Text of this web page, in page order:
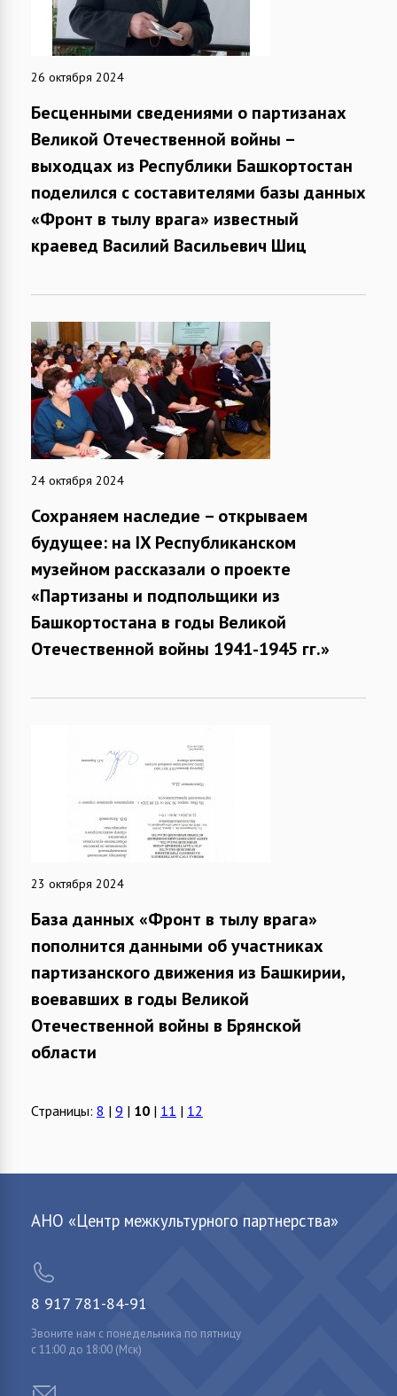
26 октября 2024
Бесценными сведениями о партизанах
Великой Отечественной войны –
выходцах из Республики Башкортостан
поделился с составителями базы данных
«Фронт в тылу врага» известный
краевед Василий Васильевич Шиц
24 октября 2024
Сохраняем наследие – открываем
будущее: на IX Республиканском
музейном рассказали о проекте
«Партизаны и подпольщики из
Башкортостана в годы Великой
Отечественной войны 1941-1945 гг.»
23 октября 2024
База данных «Фронт в тылу врага»
пополнится данными об участниках
партизанского движения из Башкирии,
воевавших в годы Великой
Отечественной войны в Брянской
области
Страницы: 8 | 9 | 10 | 11 | 12
АНО «Центр межкультурного партнерства»
8 917 781-84-91
Звоните нам с понедельника по пятницу
с 11:00 до 18:00 (Мск)